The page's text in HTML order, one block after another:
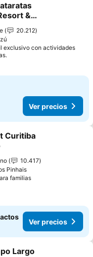
a favoritos
&
20.212
exclusivo con actividades
Ver precios
a favoritos
Curitiba
10.417
Pinhais
familiasVer precios
Ver precios
Largo